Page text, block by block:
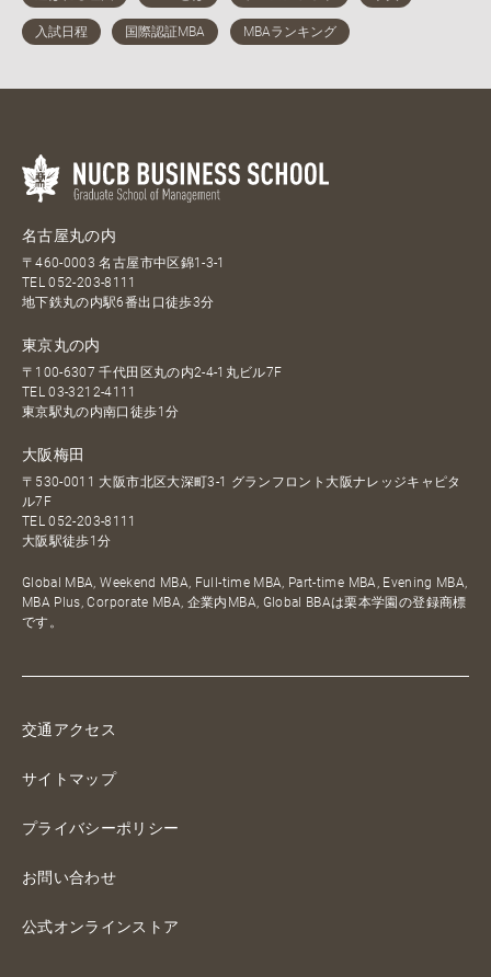
名古屋丸の内
〒460-0003 名古屋市中区錦1-3-1
TEL052-203-8111
地下鉄丸の内駅6番出口徒歩3分
東京丸の内
〒100-6307 千代田区丸の内2-4-1丸ビル7F
TEL03-3212-4111
東京駅丸の内南口徒歩1分
大阪梅田
〒530-0011 大阪市北区大深町3-1 グランフロント大阪ナレッジキャピタ
ル7F
TEL052-203-8111
大阪駅徒歩1分
Global MBA, Weekend MBA, Full-time MBA, Part-time MBA, Evening MBA,
MBA Plus, Corporate MBA, 企業内MBA, Global BBAは栗本学園の登録商標
です。
交通アクセス
サイトマップ
プライバシーポリシー
お問い合わせ
公式オンラインストア